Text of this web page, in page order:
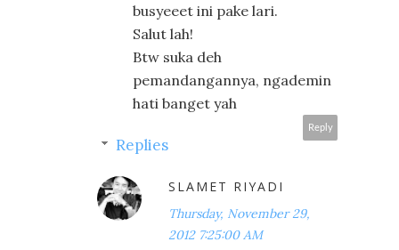
busyeeet ini pake lari.
Salut lah!
Btw suka deh
pemandangannya, ngademin
hati banget yah
Reply
Replies
SLAMET RIYADI
Thursday, November 29,
2012 7:25:00 AM